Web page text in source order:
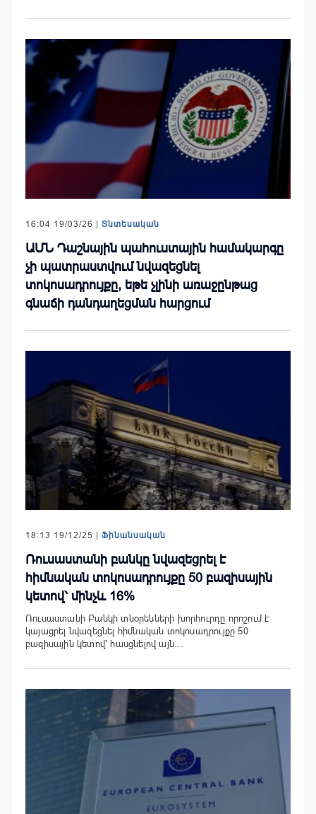
16:04 19/03/26 | Տնտեսական
ԱՄՆ Դաշնային պահուստային համակարգը
չի պատրաստվում նվազեցնել
տոկոսադրույքը, եթե չլինի առաջընթաց
գնաճի դանդաղեցման հարցում
18:13 19/12/25 | Ֆինանսական
Ռուսաստանի բանկը նվազեցրել է
հիմնական տոկոսադրույքը 50 բազիսային
կետով՝ մինչև 16%
Ռուսաստանի Բանկի տնօրենների խորհուրդը որոշում է
կայացրել նվազեցնել հիմնական տոկոսադրույքը 50
բազիսային կետով՝ հասցնելով այն…